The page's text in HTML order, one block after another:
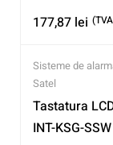
177,87 lei
Sisteme de
Satel
Tastatura
INT-KSG-SSW